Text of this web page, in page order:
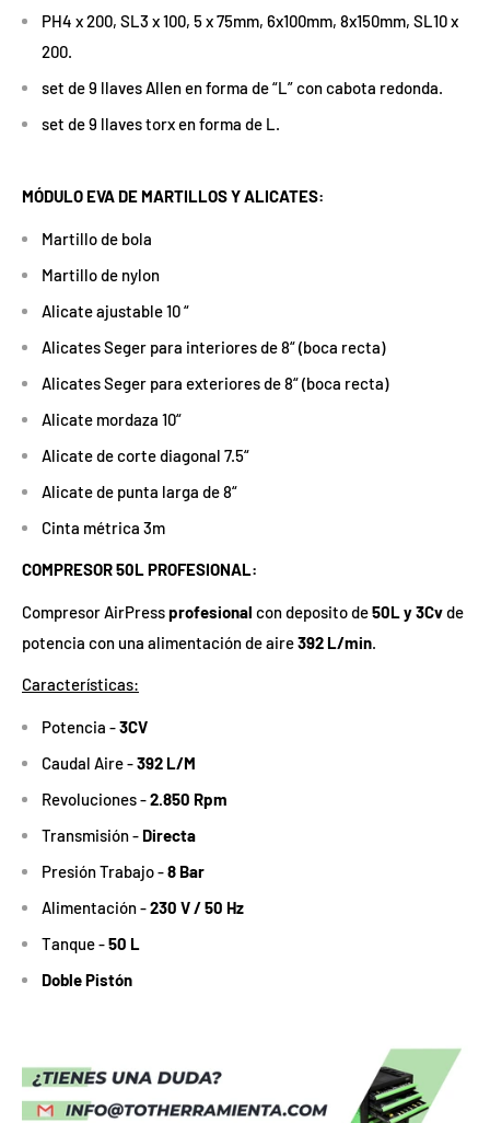
PH4 x 200, SL3 x 100, 5 x 75mm, 6x100mm, 8x150mm, SL10 x
200.
set de 9 llaves Allen en forma de “L” con cabota redonda.
set de 9 llaves torx en forma de L.
MÓDULO EVA DE MARTILLOS Y ALICATES:
Martillo de bola
Martillo de nylon
Alicate ajustable 10 “
Alicates Seger para interiores de 8“ (boca recta)
Alicates Seger para exteriores de 8“ (boca recta)
Alicate mordaza 10“
Alicate de corte diagonal 7.5“
Alicate de punta larga de 8“
Cinta métrica 3m
COMPRESOR 50L PROFESIONAL:
Compresor AirPressprofesional con deposito de50L y 3Cvde
potencia con una alimentación de aire392 L/min.
Características:
Potencia -3CV
Caudal Aire -392 L/M
Revoluciones -2.850 Rpm
Transmisión - Directa
Presión Trabajo -8 Bar
Alimentación -230 V / 50 Hz
Tanque -50 L
Doble Pistón